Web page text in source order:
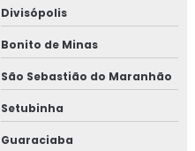
Divisópolis
Bonito de Minas
São Sebastião do Maranhão
Setubinha
Guaraciaba